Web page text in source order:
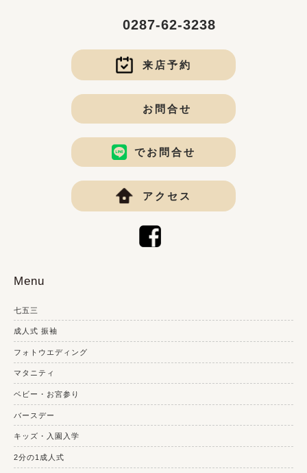
0287-62-3238
来店予約
お問合せ
でお問合せ
アクセス
Menu
七五三
成人式 振袖
フォトウエディング
マタニティ
ベビー・お宮参り
バースデー
キッズ・入園入学
2分の1成人式